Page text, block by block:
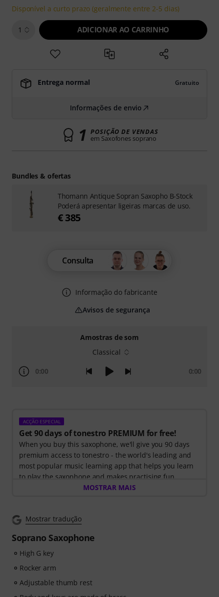
Amostras de som
Classical
0:00 0:00
ACÇÃO ESPECIAL
Get 90 days of tonestro PREMIUM for free!
When you buy this saxophone, we'll give you 90 days
premium access to tonestro - the world's leading and
most popular music learning app that helps you learn
to play the saxophone and makes practising fun.
Discover the world of music with60 interactive step-
The interactive live feedback from tonestro listens to
immediately gives you feedback on pitch and rhythm.
Take the opportunity now to develop your saxophone
skills flexibly, effectively and enjoyably - anytime,
anywhere. No automatic renewal!
MOSTRAR MAIS
Mostrar tradução
Soprano Saxophone
High G key
Rocker arm
Adjustable thumb rest
Disponível a curto prazo (geralmente entre 2-5 dias)
1 ADICIONAR AO CARRINHO
Entrega normal Gratuito
Informações de envio
1 POSIÇÃO DE VENDAS
em Saxofones soprano
Consulta
Informação do fabricante
Avisos de segurança
Bundles & ofertas
Thomann Antique Sopran Saxopho B-Stock
Poderá apresentar ligeiras marcas de uso.
€ 385